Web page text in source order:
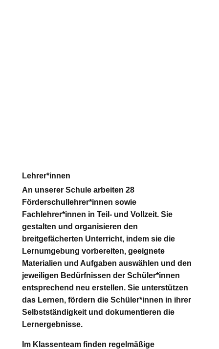
Lehrer*innen
An unserer Schule arbeiten 28
Förderschullehrer*innen sowie
Fachlehrer*innen in Teil- und Vollzeit. Sie
gestalten und organisieren den
breitgefächerten Unterricht, indem sie die
Lernumgebung vorbereiten, geeignete
Materialien und Aufgaben auswählen und den
jeweiligen Bedürfnissen der Schüler*innen
entsprechend neu erstellen. Sie unterstützen
das Lernen, fördern die Schüler*innen in ihrer
Selbstständigkeit und dokumentieren die
Lernergebnisse.
Im Klassenteam finden regelmäßige